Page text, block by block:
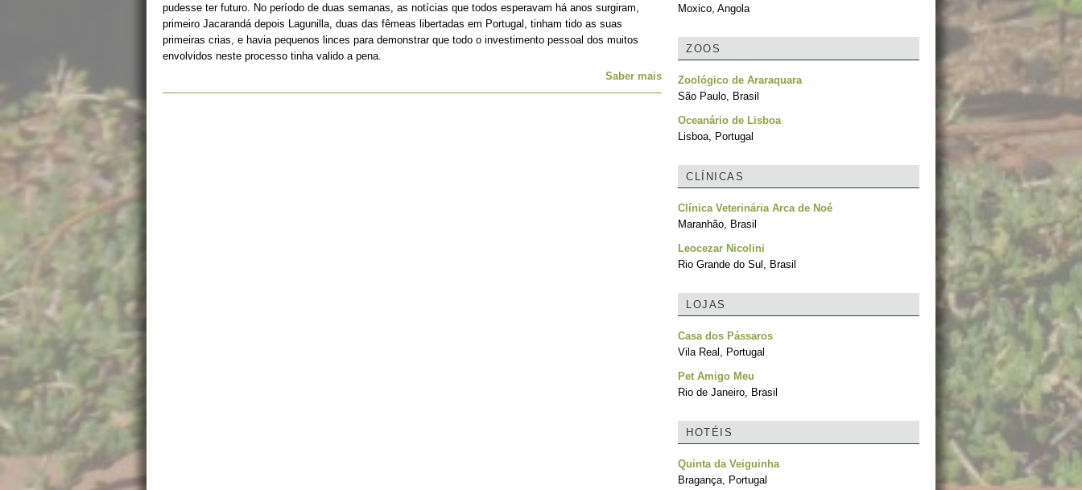
pudesse ter futuro. No período de duas semanas, as notícias que todos esperavam há anos surgiram,
primeiro Jacarandá depois Lagunilla, duas das fêmeas libertadas em Portugal, tinham tido as suas
primeiras crias, e havia pequenos linces para demonstrar que todo o investimento pessoal dos muitos
envolvidos neste processo tinha valido a pena.
Saber mais
Moxico, Angola
ZOOS
Zoológico de Araraquara
São Paulo, Brasil
Oceanário de Lisboa
Lisboa, Portugal
CLÍNICAS
Clínica Veterinária Arca de Noé
Maranhão, Brasil
Leocezar Nicolini
Rio Grande do Sul, Brasil
LOJAS
Casa dos Pássaros
Vila Real, Portugal
Pet Amigo Meu
Rio de Janeiro, Brasil
HOTÉIS
Quinta da Veiguinha
Bragança, Portugal